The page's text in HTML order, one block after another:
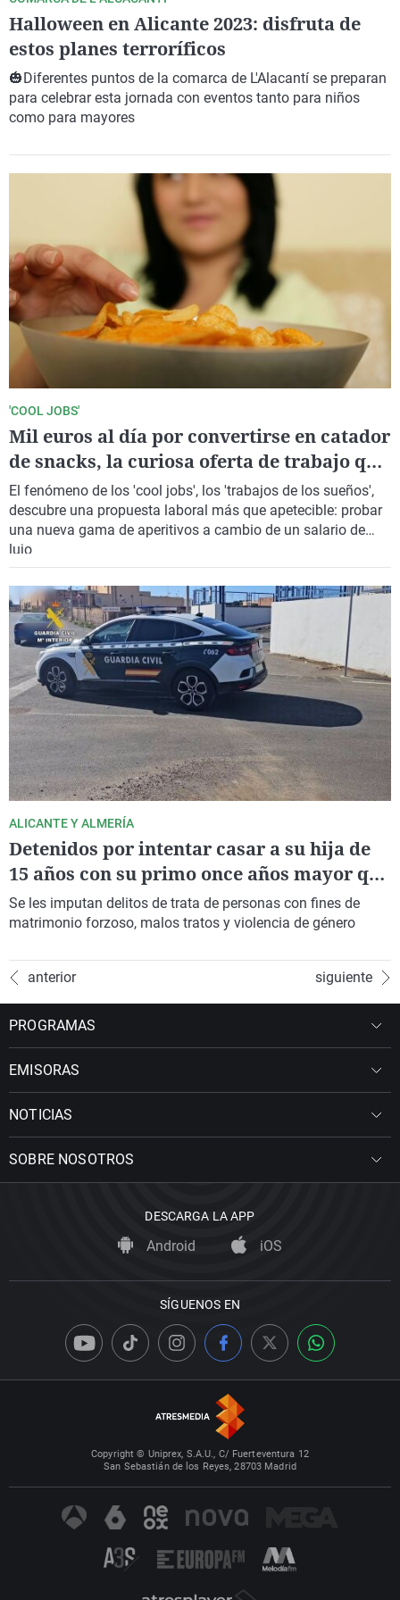
Halloween en Alicante 2023: disfruta de
estos planes terroríficos
🎃Diferentes puntos de la comarca de L'Alacantí se preparan
para celebrar esta jornada con eventos tanto para niños
como para mayores
'COOL JOBS'
Mil euros al día por convertirse en catador
de snacks, la curiosa oferta de trabajo que
es un 'gustazo'
El fenómeno de los 'cool jobs', los 'trabajos de los sueños',
descubre una propuesta laboral más que apetecible: probar
una nueva gama de aperitivos a cambio de un salario de
lujo
ALICANTE Y ALMERÍA
Detenidos por intentar casar a su hija de
15 años con su primo once años mayor que
ella
Se les imputan delitos de trata de personas con fines de
matrimonio forzoso, malos tratos y violencia de género
anterior siguiente
PROGRAMAS
EMISORAS
NOTICIAS
SOBRE NOSOTROS
DESCARGA LA APP
Android iOS
SÍGUENOS EN
Copyright © Uniprex, S.A.U., C/ Fuerteventura 12
San Sebastián de los Reyes, 28703 Madrid